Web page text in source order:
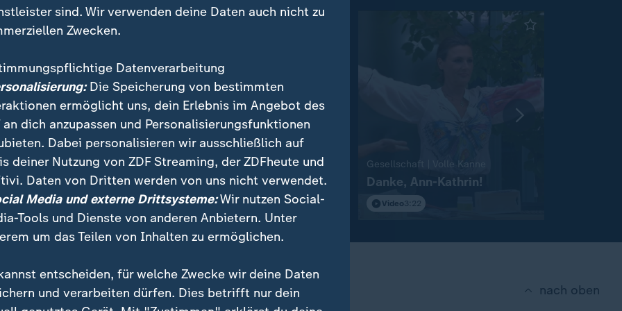
| Volle Kanne:
Lichter für die
6:53
Gesellschaft | Volle Kanne:
Lichtdesign: Was sind die
Trends?
Video8:18
Gesellschaft | Volle Kanne
Danke, Ann-Kathrin!
Video3:22
nach oben
sind. Wir verwenden deine Daten auch nicht zu
Zwecken.
Datenverarbeitung
Die Speicherung von bestimmten
ermöglicht uns, dein Erlebnis im Angebot des
an dich anzupassen und Personalisierungsfunktionen
Dabei personalisieren wir ausschließlich auf
deiner Nutzung von ZDF Streaming, der ZDFheute und
Daten von Dritten werden von uns nicht verwendet.
Media und externe Drittsysteme:Wir nutzen Social-
Tools und Dienste von anderen Anbietern. Unter
um das Teilen von Inhalten zu ermöglichen.
entscheiden, für welche Zwecke wir deine Daten
und verarbeiten dürfen. Dies betrifft nur dein